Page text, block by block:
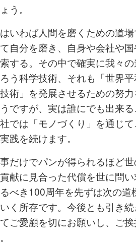
う。
いわば人間を磨くための道
自分を磨き、自身や会社や
する。その中で確実に我々
う科学技術、それも「世界
術」を発展させるための努
ですが、実は誰にでも出来
では「モノづくり」を通じ
践を続けます。
だけでパンが得られるほど
献に見合った代償を世に問
べき100周年を先ずは次の道
く所存です。今後とも引き
ご愛顧を切にお願いし、ご